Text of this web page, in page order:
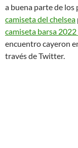
a buena parte de
camiseta del chelsea
camiseta barsa
encuentro cayeron
través de Twitter.